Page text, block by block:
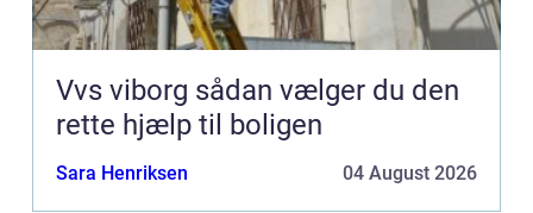
Vvs viborg sådan vælger du den
rette hjælp til boligen
Sara Henriksen 04 August 2026